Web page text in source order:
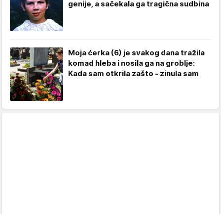
genije, a sačekala ga tragična sudbina
Moja ćerka (6) je svakog dana tražila
komad hleba i nosila ga na groblje:
Kada sam otkrila zašto - zinula sam